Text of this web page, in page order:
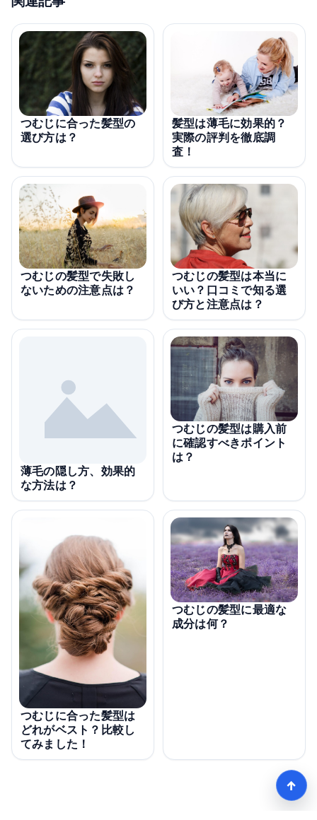
つむじに合った髪型の
選び方は？
髪型は薄毛に効果的？
実際の評判を徹底調
査！
つむじの髪型で失敗し
ないための注意点は？
つむじの髪型は本当に
いい？口コミで知る選
び方と注意点は？
薄毛の隠し方、効果的
な方法は？
つむじの髪型は購入前
に確認すべきポイント
は？
つむじに合った髪型は
どれがベスト？比較し
てみました！
つむじの髪型に最適な
成分は何？
↑